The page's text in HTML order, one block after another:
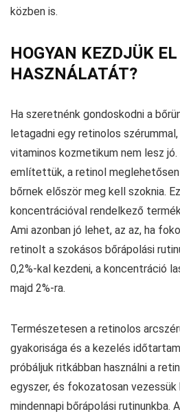
közben is.
HOGYAN KEZDJÜK
HASZNÁLATÁT?
Ha szeretnénk gondoskodni a
letagadni egy retinolos
vitaminos kozmetikum nem lesz
említettük, a retinol
bőrnek először meg kell szoknia.
koncentrációval rendelkező
Ami azonban jó lehet, az az, ha
retinolt a szokásos bőrápolási
0,2%-kal kezdeni, a koncentráció
majd 2%-ra.
Természetesen a retinolos
gyakorisága és a kezelés
próbáljuk ritkábban használni a
egyszer, és fokozatosan
mindennapi bőrápolási rutinunkba.